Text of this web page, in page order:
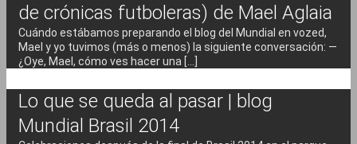
de crónicas futboleras) de Mael Aglaia
Cuándo estábamos preparando el blog del Mundial en vozed,
Mael y yo tuvimos (más o menos) la siguiente conversación: —
¿Oye, Mael, cómo ves hacer una [...]
Lo que se queda al pasar | blog
Mundial Brasil 2014